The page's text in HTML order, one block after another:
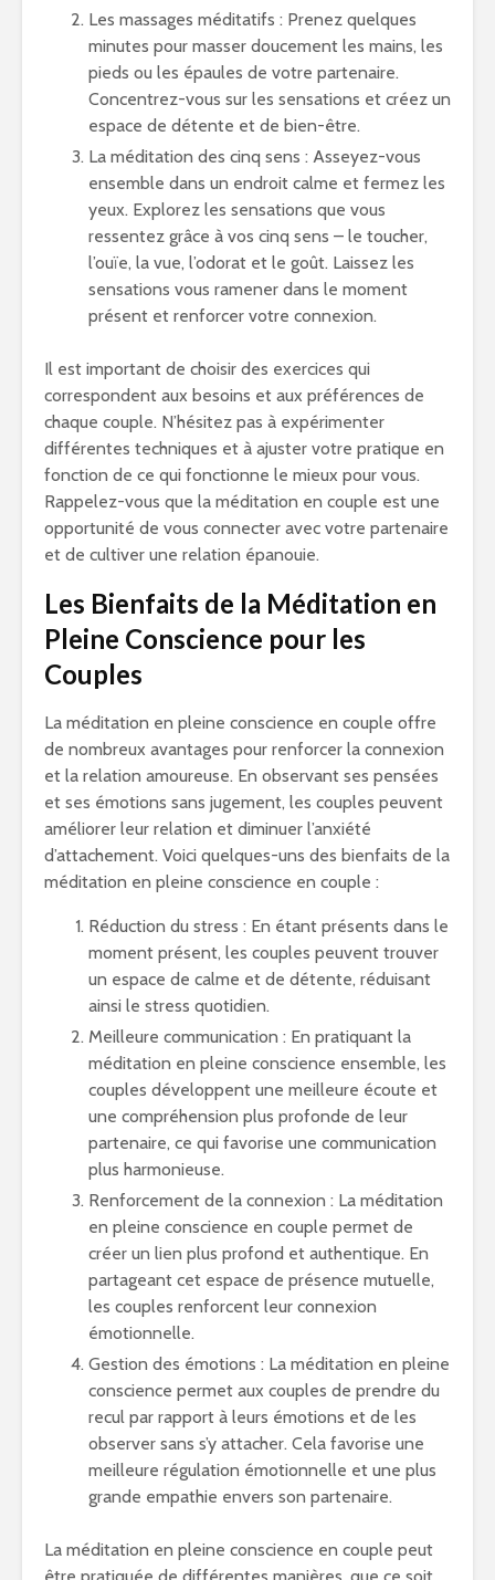
Les massages méditatifs : Prenez quelques
minutes pour masser doucement les mains, les
pieds ou les épaules de votre partenaire.
Concentrez-vous sur les sensations et créez un
espace de détente et de bien-être.
La méditation des cinq sens : Asseyez-vous
ensemble dans un endroit calme et fermez les
yeux. Explorez les sensations que vous
ressentez grâce à vos cinq sens – le toucher,
l’ouïe, la vue, l’odorat et le goût. Laissez les
sensations vous ramener dans le moment
présent et renforcer votre connexion.
Il est important de choisir des exercices qui
correspondent aux besoins et aux préférences de
chaque couple. N’hésitez pas à expérimenter
différentes techniques et à ajuster votre pratique en
fonction de ce qui fonctionne le mieux pour vous.
Rappelez-vous que la méditation en couple est une
opportunité de vous connecter avec votre partenaire
et de cultiver une relation épanouie.
Les Bienfaits de la Méditation en
Pleine Conscience pour les
Couples
La méditation en pleine conscience en couple offre
de nombreux avantages pour renforcer la connexion
et la relation amoureuse. En observant ses pensées
et ses émotions sans jugement, les couples peuvent
améliorer leur relation et diminuer l’anxiété
d’attachement. Voici quelques-uns des bienfaits de la
méditation en pleine conscience en couple :
Réduction du stress : En étant présents dans le
moment présent, les couples peuvent trouver
un espace de calme et de détente, réduisant
ainsi le stress quotidien.
Meilleure communication : En pratiquant la
méditation en pleine conscience ensemble, les
couples développent une meilleure écoute et
une compréhension plus profonde de leur
partenaire, ce qui favorise une communication
plus harmonieuse.
Renforcement de la connexion : La méditation
en pleine conscience en couple permet de
créer un lien plus profond et authentique. En
partageant cet espace de présence mutuelle,
les couples renforcent leur connexion
émotionnelle.
Gestion des émotions : La méditation en pleine
conscience permet aux couples de prendre du
recul par rapport à leurs émotions et de les
observer sans s’y attacher. Cela favorise une
meilleure régulation émotionnelle et une plus
grande empathie envers son partenaire.
La méditation en pleine conscience en couple peut